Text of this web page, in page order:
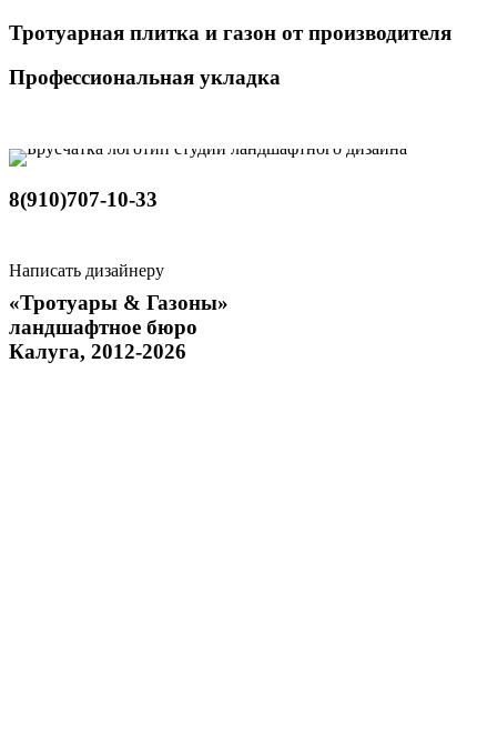
Тротуарная плитка и газон от производителя
Профессиональная укладка
8(910)707-10-33
Написать дизайнеру
«Тротуары & Газоны»
ландшафтное бюро
Калуга, 2012-2026